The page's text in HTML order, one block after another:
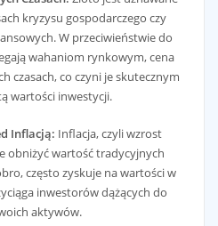
kryzysu gospodarczego czy
W przeciwieństwie do
wahaniom rynkowym, cena
czasach, co czyni je skutecznym
wartości inwestycji.
Inflacją: Inflacja, czyli wzrost
obniżyć wartość tradycyjnych
często zyskuje na wartości w
inwestorów dążących do
aktywów.